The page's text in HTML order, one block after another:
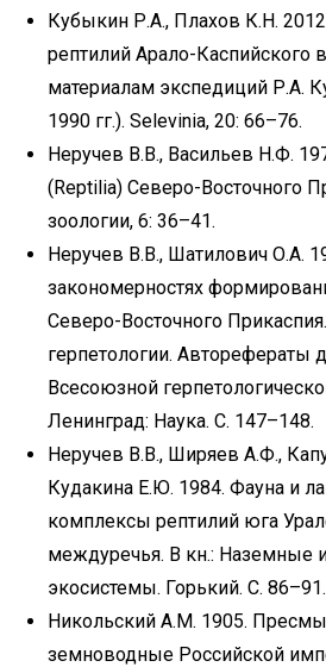
Кубыкин Р.А., Плахов К.Н.
рептилий Арало-Каспийского
материалам экспедиций Р.А.
1990 гг.). Selevinia, 20: 66–76.
Неручев В.В., Васильев Н.Ф.
(Reptilia) Северо-Восточного
зоологии, 6: 36–41.
Неручев В.В., Шатилович О.А.
закономерностях
Северо-Восточного
герпетологии. Авторефераты
Всесоюзной
Ленинград: Наука. С. 147–148.
Неручев В.В., Ширяев А.Ф.,
Кудакина Е.Ю. 1984. Фауна и
комплексы рептилий юга
междуречья. В кн.: Наземные
экосистемы. Горький. С. 86–91.
Никольский А.М. 1905.
земноводные Российской